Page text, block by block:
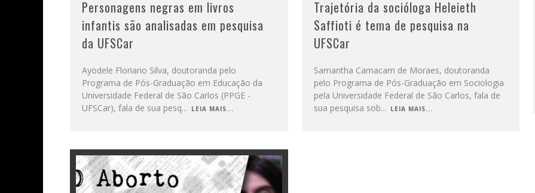
Personagens negras em livros
infantis são analisadas em pesquisa
da UFSCar
Ayodele Floriano Silva, doutoranda pelo
Programa de Pós-Graduação em Educação da
Universidade Federal de São Carlos (PPGE -
UFSCar), fala de sua pesq... LEIA MAIS...
Trajetória da socióloga Heleieth
Saffioti é tema de pesquisa na
UFSCar
Samantha Camacam de Moraes, doutoranda
pelo Programa de Pós-Graduação em Sociologia
pela Universidade Federal de São Carlos, fala de
sua pesquisa sob... LEIA MAIS...